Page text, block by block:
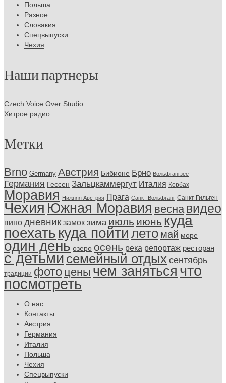
Польша
Разное
Словакия
Спецвыпуски
Чехия
Наши партнеры
Czech Voice Over Studio
Хитрое радио
Метки
Brno Germany Австрия Бибионе Брно Вольфгангзее
Германия Гессен Зальцкаммергут Италия Корбах
Моравия Нижняя Австрия Прага Санкт Вольфганг Санкт Гильген
Чехия Южная Моравия весна видео
вино дневник замок зима июль июнь куда
поехать куда пойти лето май море
один день озеро осень река репортаж ресторан
с детьмисемейный отдых сентябрь
традиции фото цены чем заняться что
посмотреть
О нас
Контакты
Австрия
Германия
Италия
Польша
Чехия
Спецвыпуски